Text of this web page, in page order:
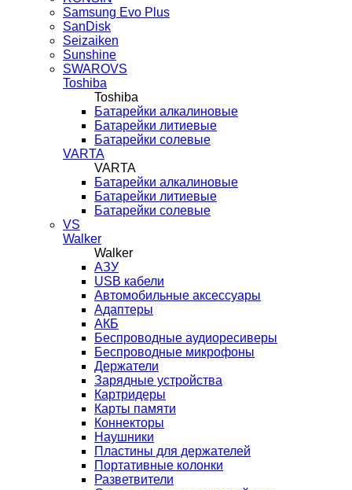
Samsung Evo Plus
SanDisk
Seizaiken
Sunshine
SWAROVS
Toshiba
Toshiba
Батарейки алкалиновые
Батарейки литиевые
Батарейки солевые
VARTA
VARTA
Батарейки алкалиновые
Батарейки литиевые
Батарейки солевые
VS
Walker
Walker
AЗУ
USB кабели
Автомобильные аксессуары
Адаптеры
АКБ
Беспроводные аудиоресиверы
Беспроводные микрофоны
Держатели
Зарядные устройства
Картридеры
Карты памяти
Коннекторы
Наушники
Пластины для держателей
Портативные колонки
Разветвители